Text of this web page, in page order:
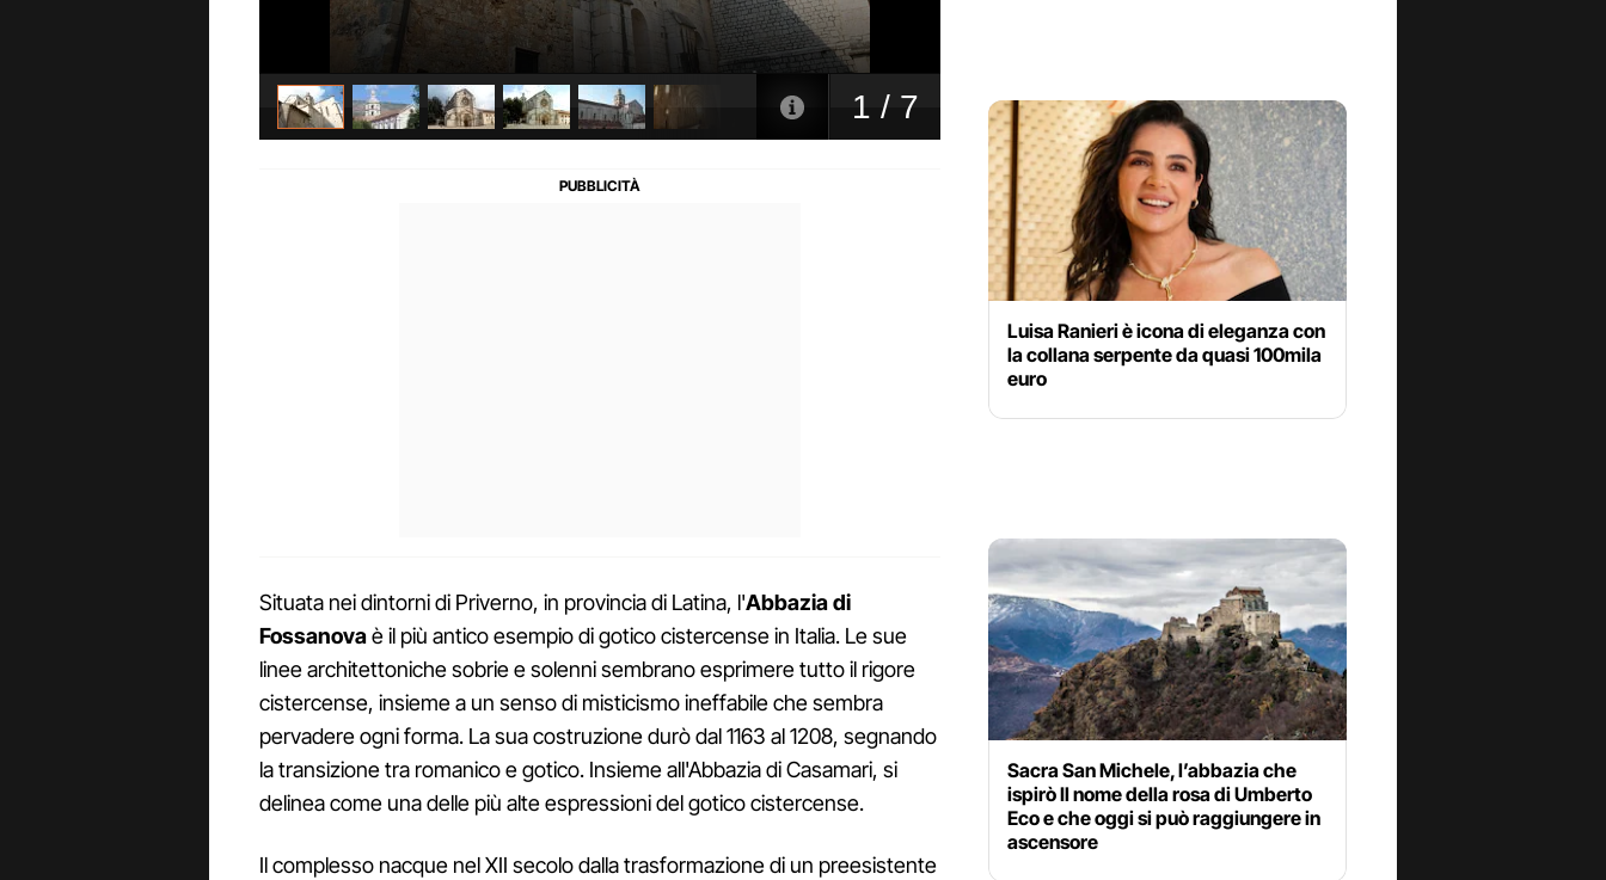
Situata nei dintorni di Priverno, in provincia di Latina, l'Abbazia di
Fossanovaè il più antico esempio di gotico cistercense in Italia. Le sue
linee architettoniche sobrie e solenni sembrano esprimere tutto il rigore
cistercense, insieme a un senso di misticismo ineffabile che sembra
pervadere ogni forma. La sua costruzione durò dal 1163 al 1208, segnando
la transizione tra romanico e gotico. Insieme all'Abbazia di Casamari, si
delinea come una delle più alte espressioni del gotico cistercense.
Il complesso nacque nel XII secolo dalla trasformazione di un preesistente
Luisa Ranieri è icona di eleganza con
la collana serpente da quasi 100mila
euro
Sacra San Michele, l’abbazia che
ispirò Il nome della rosa di Umberto
Eco e che oggi si può raggiungere in
ascensore